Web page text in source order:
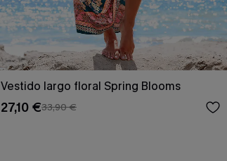
Vestido largo floral Spring Blooms
27,10 €33,90 €